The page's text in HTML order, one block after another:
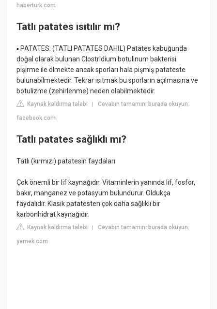
haberturk.com
Tatlı patates ısıtılır mı?
▪️ PATATES: (TATLI PATATES DAHİL) Patates kabuğunda
doğal olarak bulunan Clostridium botulinum bakterisi
pişirme ile ölmekte ancak sporları hala pişmiş patateste
bulunabilmektedir. Tekrar ısıtmak bu sporların açılmasına ve
botulizme (zehirlenme) neden olabilmektedir.
Kaynak kaldırma talebi |Cevabın tamamını burada okuyun:
facebook.com
Tatlı patates sağlıklı mı?
Tatlı (kırmızı) patatesin faydaları
Çok önemli bir lif kaynağıdır. Vitaminlerin yanında lif, fosfor,
bakır, manganez ve potasyum bulundurur. Oldukça
faydalıdır. Klasik patatesten çok daha sağlıklı bir
karbonhidrat kaynağıdır.
Kaynak kaldırma talebi |Cevabın tamamını burada okuyun:
yemek.com